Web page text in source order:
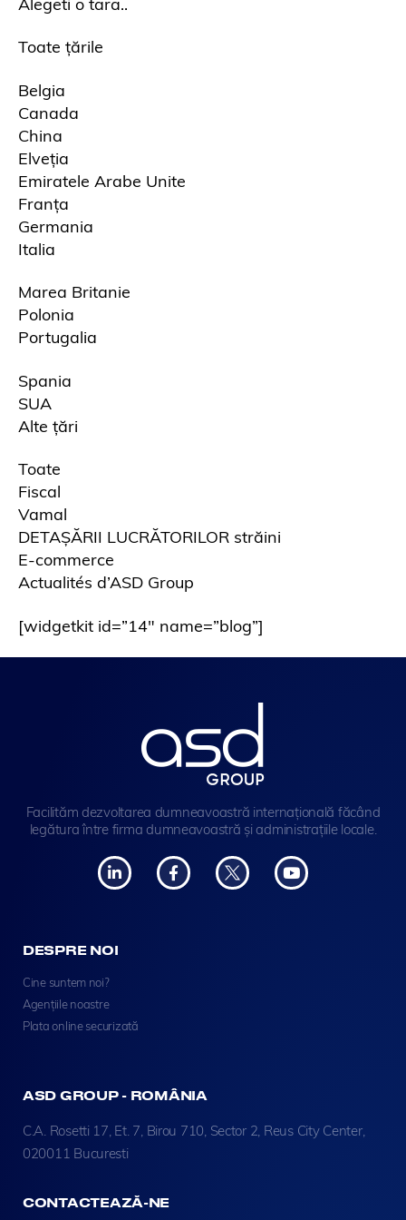
Toate țările
Belgia
Canada
China
Elveția
Emiratele Arabe Unite
Franța
Germania
Italia
Marea Britanie
Polonia
Portugalia
Spania
SUA
Alte țări
Toate
Fiscal
Vamal
DETAȘĂRII LUCRĂTORILOR străini
E-commerce
Actualités d’ASD Group
[widgetkit id=”14″ name=”blog”]
Facilităm dezvoltarea dumneavoastră internațională făcând
legătura între firma dumneavoastră și administrațiile locale.
DESPRE NOI
Cine suntem noi?
Agențiile noastre
Plata online securizată
ASD GROUP - ROMÂNIA
C.A. Rosetti 17, Et. 7, Birou 710, Sector 2, Reus City Center,
020011 Bucuresti
CONTACTEAZĂ-NE